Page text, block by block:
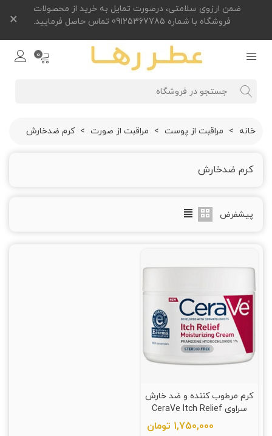
ضمن ارزوی سلامتی، درصورت تمایل به خرید از محصولات
فروشگاه با شماره 09125367785 تماس حاصل فرمایید.
×
0
خانه > مراقبت از پوست > مراقبت از صورت > کرم ضدخارش
کرم ضدخارش
پیشفرض
کرم مرطوب‌ کننده و ضد خارش
سراوی CeraVe Itch Relief
Moisturizing Cream
1,750,000 تومان